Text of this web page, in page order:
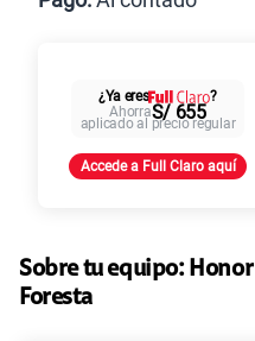
Paga solo
Al contado
¿Ya eres
?
AhorraS/ 655
aplicado al precio regular
Accede a Full Claro aquí
Sobre tu equipo: Honor
Foresta